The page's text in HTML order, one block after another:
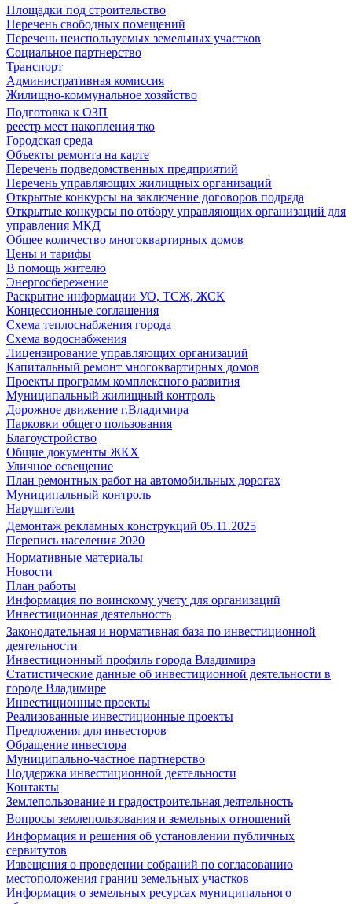
Площадки под строительство
Перечень свободных помещений
Перечень неиспользуемых земельных участков
Социальное партнерство
Транспорт
Административная комиссия
Жилищно-коммунальное хозяйство
Подготовка к ОЗП
реестр мест накопления тко
Городская среда
Объекты ремонта на карте
Перечень подведомственных предприятий
Перечень управляющих жилищных организаций
Открытые конкурсы на заключение договоров подряда
Открытые конкурсы по отбору управляющих организаций для
управления МКД
Общее количество многоквартирных домов
Цены и тарифы
В помощь жителю
Энергосбережение
Раскрытие информации УО, ТСЖ, ЖСК
Концессионные соглашения
Схема теплоснабжения города
Схема водоснабжения
Лицензирование управляющих организаций
Капитальный ремонт многоквартирных домов
Проекты программ комплексного развития
Муниципальный жилищный контроль
Дорожное движение г.Владимира
Парковки общего пользования
Благоустройство
Общие документы ЖКХ
Уличное освещение
План ремонтных работ на автомобильных дорогах
Муниципальный контроль
Нарушители
Демонтаж рекламных конструкций 05.11.2025
Перепись населения 2020
Нормативные материалы
Новости
План работы
Информация по воинскому учету для организаций
Инвестиционная деятельность
Законодательная и нормативная база по инвестиционной
деятельности
Инвестиционный профиль города Владимира
Статистические данные об инвестиционной деятельности в
городе Владимире
Инвестиционные проекты
Реализованные инвестиционные проекты
Предложения для инвесторов
Обращение инвестора
Муниципально-частное партнерство
Поддержка инвестиционной деятельности
Контакты
Землепользование и градостроительная деятельность
Вопросы землепользования и земельных отношений
Информация и решения об установлении публичных
сервитутов
Извещения о проведении собраний по согласованию
местоположения границ земельных участков
Информация о земельных ресурсах муниципального